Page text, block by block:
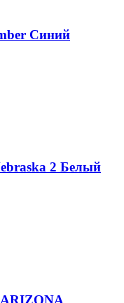
Синий
2 Белый